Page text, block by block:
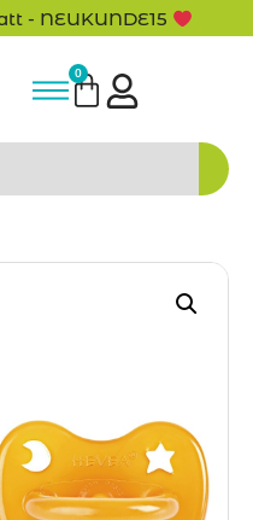
- NEUKUNDE15
0